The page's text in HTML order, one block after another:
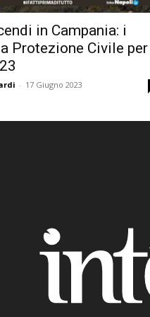
in Campania: i
Protezione Civile per
- 17 Giugno 2023